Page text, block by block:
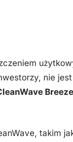
nie
takim